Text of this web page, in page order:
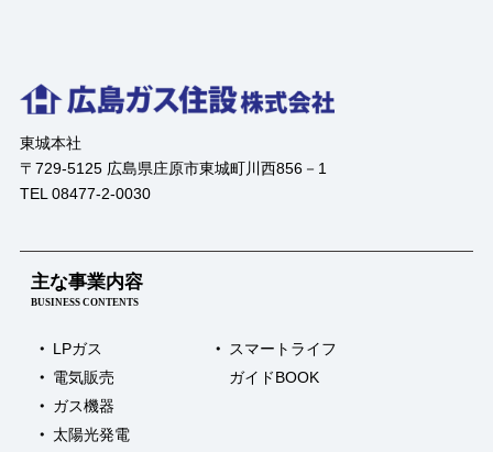
東城本社
〒729-5125 広島県庄原市東城町川西856－1
TEL 08477-2-0030
主な事業内容
BUSINESS CONTENTS
LPガス
電気販売
ガス機器
太陽光発電
スマートライフ
ガイドBOOK